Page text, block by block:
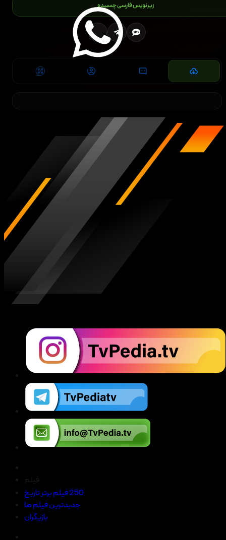
زیرنویس فارسی چسبیده
250 فیلم برتر تاریخ
جدیدترین فیلم ها
بازیگران